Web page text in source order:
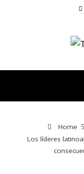
Home
Los líderes